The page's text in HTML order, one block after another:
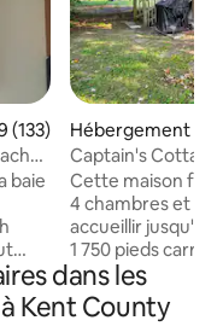
moyenne sur la
(133)
baie
Hébergement ⋅
Captain's
Cette maison
4 chambres et 2
accueillir jusqu'à
1 750 pieds
porche avant et
donneront à
d'espace pour se
dans les
Kent County